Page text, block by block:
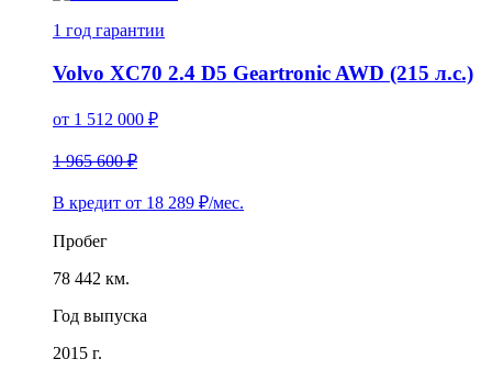
1 год гарантии
Volvo XC70 2.4 D5 Geartronic AWD (215 л.с.)
от 1 512 000 ₽
1 965 600 ₽
В кредит от 18 289 ₽/мес.
Пробег
78 442 км.
Год выпуска
2015 г.